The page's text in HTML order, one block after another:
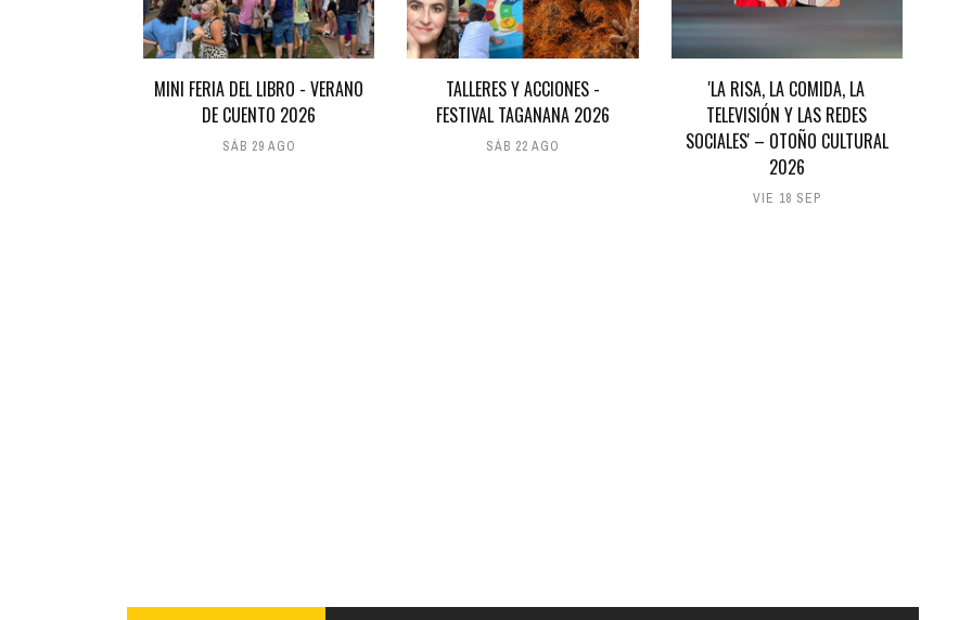
MINI FERIA DEL LIBRO - VERANO
DE CUENTO 2026
SÁB 29 AGO
TALLERES Y ACCIONES -
FESTIVAL TAGANANA 2026
SÁB 22 AGO
'LA RISA, LA COMIDA, LA
TELEVISIÓN Y LAS REDES
SOCIALES' – OTOÑO CULTURAL
2026
VIE 18 SEP